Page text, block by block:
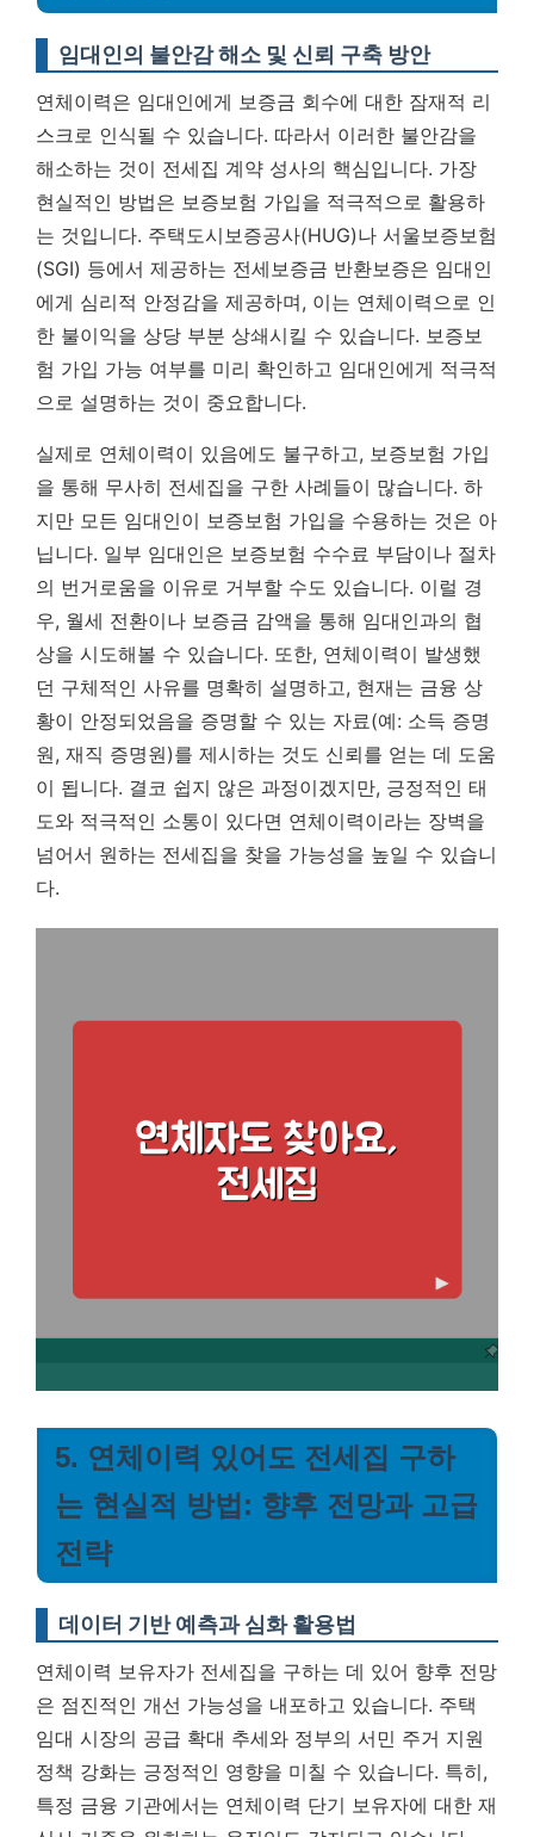
임대인의 불안감 해소 및 신뢰 구축 방안
연체이력은 임대인에게 보증금 회수에 대한 잠재적 리
스크로 인식될 수 있습니다. 따라서 이러한 불안감을
해소하는 것이 전세집 계약 성사의 핵심입니다. 가장
현실적인 방법은 보증보험 가입을 적극적으로 활용하
는 것입니다. 주택도시보증공사(HUG)나 서울보증보험
(SGI) 등에서 제공하는 전세보증금 반환보증은 임대인
에게 심리적 안정감을 제공하며, 이는 연체이력으로 인
한 불이익을 상당 부분 상쇄시킬 수 있습니다. 보증보
험 가입 가능 여부를 미리 확인하고 임대인에게 적극적
으로 설명하는 것이 중요합니다.
실제로 연체이력이 있음에도 불구하고, 보증보험 가입
을 통해 무사히 전세집을 구한 사례들이 많습니다. 하
지만 모든 임대인이 보증보험 가입을 수용하는 것은 아
닙니다. 일부 임대인은 보증보험 수수료 부담이나 절차
의 번거로움을 이유로 거부할 수도 있습니다. 이럴 경
우, 월세 전환이나 보증금 감액을 통해 임대인과의 협
상을 시도해볼 수 있습니다. 또한, 연체이력이 발생했
던 구체적인 사유를 명확히 설명하고, 현재는 금융 상
황이 안정되었음을 증명할 수 있는 자료(예: 소득 증명
원, 재직 증명원)를 제시하는 것도 신뢰를 얻는 데 도움
이 됩니다. 결코 쉽지 않은 과정이겠지만, 긍정적인 태
도와 적극적인 소통이 있다면 연체이력이라는 장벽을
넘어서 원하는 전세집을 찾을 가능성을 높일 수 있습니
다.
5. 연체이력 있어도 전세집 구하
는 현실적 방법: 향후 전망과 고급
전략
데이터 기반 예측과 심화 활용법
연체이력 보유자가 전세집을 구하는 데 있어 향후 전망
은 점진적인 개선 가능성을 내포하고 있습니다. 주택
임대 시장의 공급 확대 추세와 정부의 서민 주거 지원
정책 강화는 긍정적인 영향을 미칠 수 있습니다. 특히,
특정 금융 기관에서는 연체이력 단기 보유자에 대한 재